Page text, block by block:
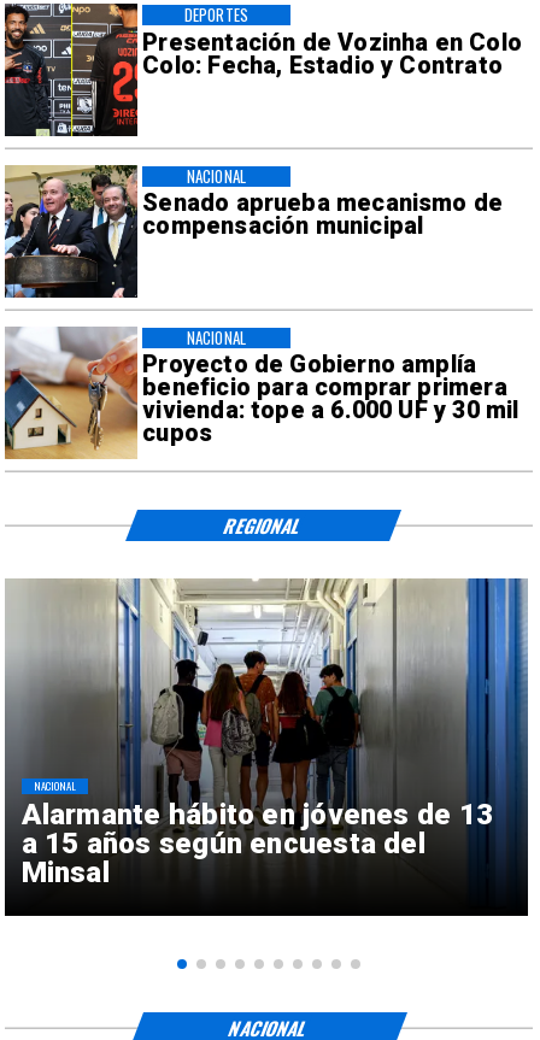
Presentación de Vozinha en Colo
Colo: Fecha, Estadio y Contrato
DEPORTES
Senado aprueba mecanismo de
compensación municipal
NACIONAL
Proyecto de Gobierno amplía
beneficio para comprar primera
vivienda: tope a 6.000 UF y 30 mil
cupos
NACIONAL
Alarmante hábito en jóvenes de 13
a 15 años según encuesta del
Minsal
NACIONAL
REGIONAL
NACIONAL